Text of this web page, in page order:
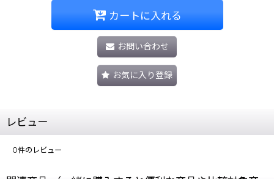
カートに入れる
お問い合わせ
お気に入り登録
レビュー
0件のレビュー